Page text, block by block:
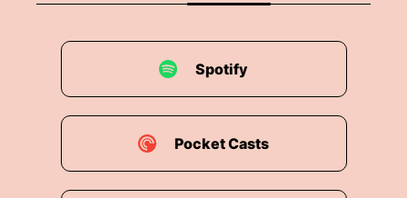
Spotify
Pocket Casts